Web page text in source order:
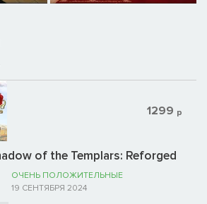
of the Templars: Reforged
ОЧЕНЬ ПОЛОЖИТЕЛЬНЫЕ
19 СЕНТЯБРЯ 2024
1299 р